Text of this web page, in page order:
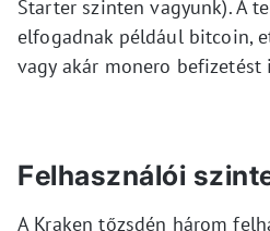
Starter szinten vagyunk). A
elfogadnak például bitcoin,
vagy akár monero befizetést
Felhasználói
A Kraken tőzsdén három